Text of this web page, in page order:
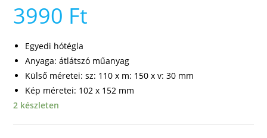
3990 Ft
Egyedi hótégla
Anyaga: átlátszó műanyag
Külső méretei: sz: 110 x m: 150 x v: 30 mm
Kép méretei: 102 x 152 mm
2 készleten